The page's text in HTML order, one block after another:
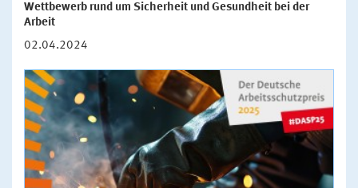
Wettbewerb rund um Sicherheit und Gesundheit bei der
Arbeit
02.04.2024